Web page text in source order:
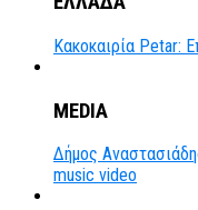
Κακοκαιρία Petar:
MEDIA
Δήμος
music video